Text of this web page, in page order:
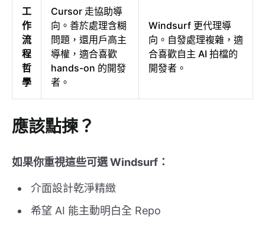
工
作
流
程
哲
學
Cursor 走協助導
向。善於處理含糊
問題，還用戶高主
導權，適合喜歡
hands-on 的開發
者。
Windsurf 更代理導
向。自發處理複雜，適
合喜歡自主 AI 拍檔的
開發者。
應該點揀？
如果你重視這些可選 Windsurf：
介面設計乾淨精緻
希望 AI 能主動明白全 Repo